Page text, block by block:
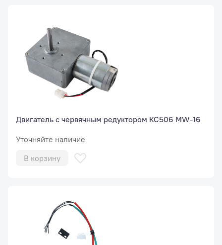
Двигатель с червячным редуктором КС506 MW-16
Уточняйте наличие
В корзину